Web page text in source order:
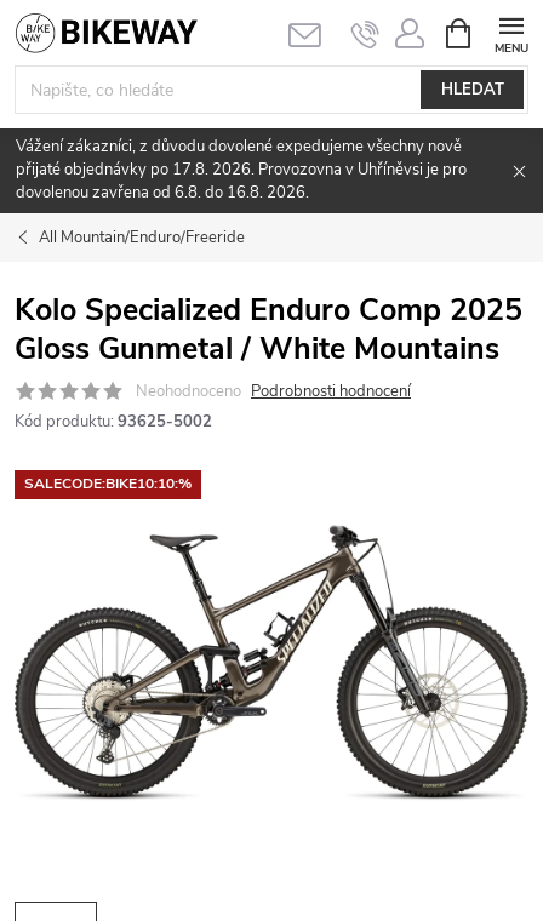
Přejít
na
obsah
HLEDAT
NÁKUPNÍ
KOŠÍK
Vážení zákazníci, z důvodu dovolené expedujeme všechny nově
přijaté objednávky po 17.8. 2026. Provozovna v Uhříněvsi je pro
dovolenou zavřena od 6.8. do 16.8. 2026.
All Mountain/Enduro/Freeride
Kolo Specialized Enduro Comp 2025
Gloss Gunmetal / White Mountains
Neohodnoceno Podrobnosti hodnocení
Kód produktu: 93625-5002
SALECODE:BIKE10:10:%